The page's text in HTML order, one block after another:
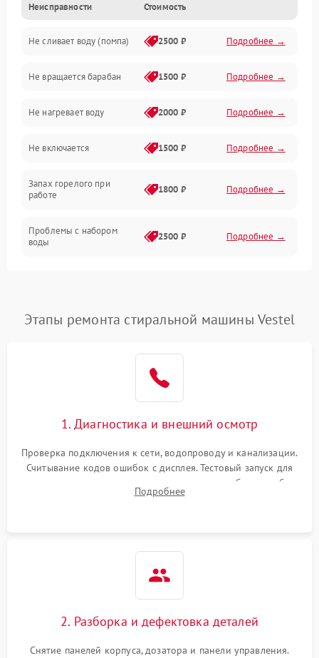
Электропитание
Водоснабжение
Слив
Программное обеспечение
Неисправности Стоимость
Не сливает воду (помпа) 2500 ₽ Подробнее →
Не вращается барабан 1500 ₽ Подробнее →
Не нагревает воду 2000 ₽ Подробнее →
Не включается 1500 ₽ Подробнее →
Запах горелого при
работе
1800 ₽ Подробнее →
Проблемы с набором
воды
2500 ₽ Подробнее →
Замена платы управления Подробнее →
Этапы ремонта стиральной машины Vestel
1. Диагностика и внешний осмотр
Проверка подключения к сети, водопроводу и канализации.
Считывание кодов ошибок с дисплея. Тестовый запуск для
выявления посторонних шумов, протечек или сбоев в работе
электронного модуля управления.
Подробнее
2. Разборка и дефектовка деталей
Снятие панелей корпуса, дозатора и панели управления.